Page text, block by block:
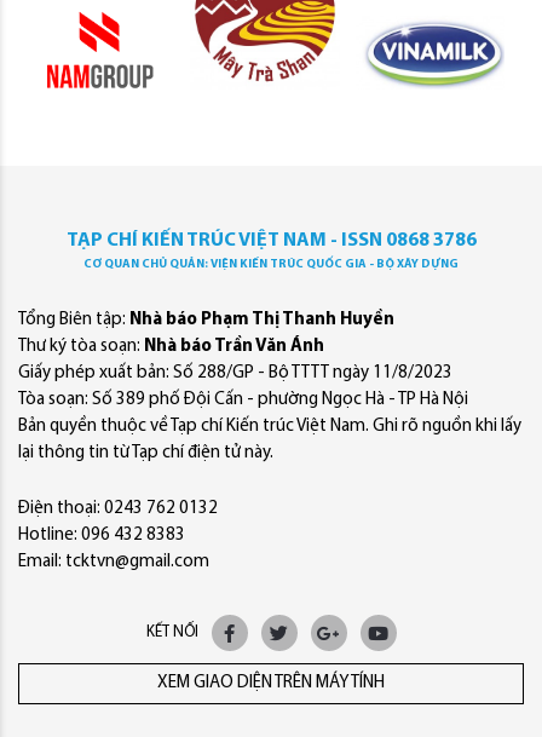
TẠP CHÍ KIẾN TRÚC VIỆT NAM - ISSN 0868 3786
CƠ QUAN CHỦ QUẢN: VIỆN KIẾN TRÚC QUỐC GIA - BỘ XÂY DỰNG
Tổng Biên tập: Nhà báo Phạm Thị Thanh Huyền
Thư ký tòa soạn: Nhà báo Trần Văn Ánh
Giấy phép xuất bản: Số 288/GP - Bộ TTTT ngày 11/8/2023
Tòa soạn: Số 389 phố Đội Cấn - phường Ngọc Hà - TP Hà Nội
Bản quyền thuộc về Tạp chí Kiến trúc Việt Nam. Ghi rõ nguồn khi lấy
lại thông tin từ Tạp chí điện tử này.
Điện thoại: 0243 762 0132
Hotline: 096 432 8383
Email: tcktvn@gmail.com
KẾT NỐI
XEM GIAO DIỆN TRÊN MÁY TÍNH